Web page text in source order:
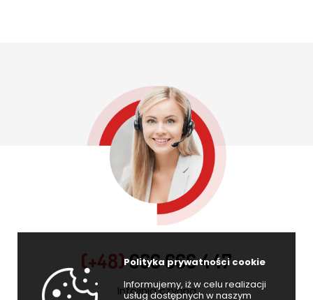
Polityka prywatności cookie
Informujemy, iż w celu realizacji
usług dostępnych w naszym
(+48)666 666 447
Infolinia czynna